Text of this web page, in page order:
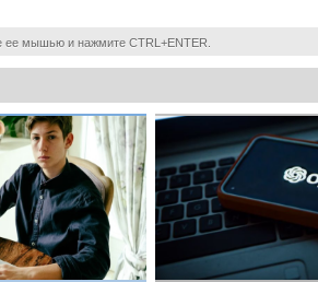
мышью и нажмите CTRL+ENTER.